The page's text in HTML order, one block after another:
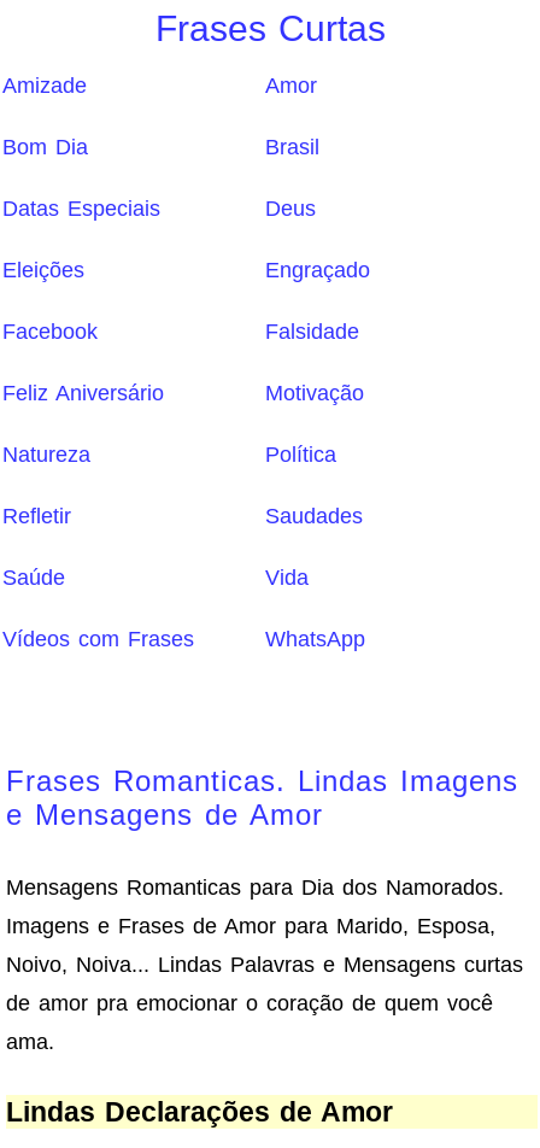
Frases Curtas
Amizade Amor
Bom Dia Brasil
Datas Especiais Deus
Eleições Engraçado
Facebook Falsidade
Feliz Aniversário Motivação
Natureza Política
Refletir Saudades
Saúde Vida
Vídeos com Frases WhatsApp
Frases Romanticas. Lindas Imagens
e Mensagens de Amor
Mensagens Romanticas para Dia dos Namorados.
Imagens e Frases de Amor para Marido, Esposa,
Noivo, Noiva... Lindas Palavras e Mensagens curtas
de amor pra emocionar o coração de quem você
ama.
Lindas Declarações de Amor